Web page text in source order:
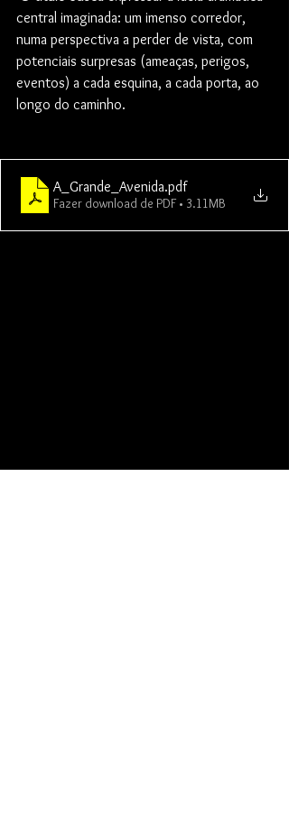
central imaginada: um imenso corredor,
numa perspectiva a perder de vista, com
potenciais surpresas (ameaças, perigos,
eventos) a cada esquina, a cada porta, ao
longo do caminho.
A_Grande_Avenida.pdf
Fazer download de PDF • 3.11MB